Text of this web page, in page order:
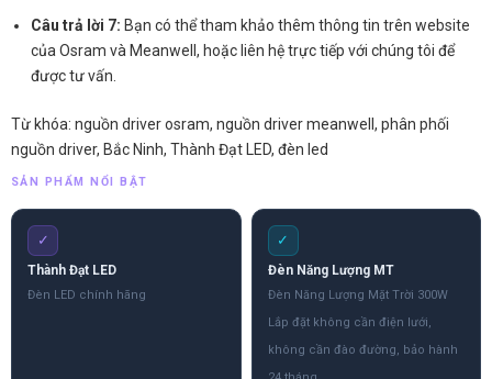
Câu trả lời 7: Bạn có thể tham khảo thêm thông tin trên website
của Osram và Meanwell, hoặc liên hệ trực tiếp với chúng tôi để
được tư vấn.
Từ khóa: nguồn driver osram, nguồn driver meanwell, phân phối
nguồn driver, Bắc Ninh, Thành Đạt LED, đèn led
SẢN PHẨM NỔI BẬT
✓
Thành Đạt LED
Đèn LED chính hãng
✓
Đèn Năng Lượng MT
Đèn Năng Lượng Mặt Trời 300W
Lắp đặt không cần điện lưới,
không cần đào đường, bảo hành